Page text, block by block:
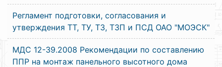
Регламент подготовки, согласования и
утверждения ТТ, ТУ, ТЗ, ТЗП и ПСД ОАО "МОЭСК"
МДС 12-39.2008 Рекомендации по составлению
ППР на монтаж панельного высотного дома